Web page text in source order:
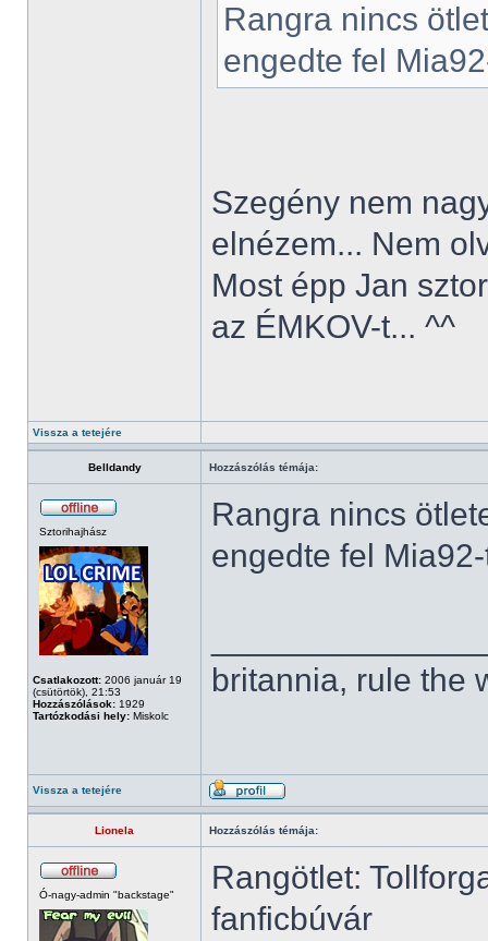
Rangra nincs
engedte fel
Szegény nem
elnézem... Nem
Most épp Jan
az ÉMKOV-t... ^^
Vissza a tetejére
Belldandy Hozzászólás témája:
Sztorihajhász
Csatlakozott: 2006 január 19
(csütörtök), 21:53
Hozzászólások: 1929
Tartózkodási hely: Miskolc
Rangra nincs
engedte fel
britannia, rule the
Vissza a tetejére
Lionela Hozzászólás témája:
Ó-nagy-admin "backstage"
Rangötlet:
fanficbúvár